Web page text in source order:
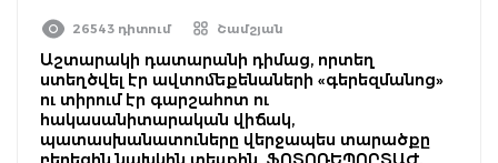
26543 դիտում Շամշյան
Աշտարակի դատարանի դիմաց, որտեղ
ստեղծվել էր ավտոմեքենաների «գերեզմանոց»
ու տիրում էր գարշահոտ ու
հակասանիտարական վիճակ,
պատասխանատուները վերջապես տարածքը